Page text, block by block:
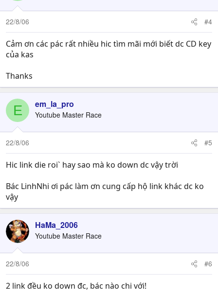
22/8/06 #4
Cảm ơn các pác rất nhiều hic tìm mãi mới biết dc CD key
của kas
Thanks
E em_la_pro
Youtube Master Race
22/8/06 #5
Hic link die roi` hay sao mà ko down dc vậy trời
Bác LinhNhi ơi pác làm ơn cung cấp hộ link khác dc ko
vậy
HaMa_2006
Youtube Master Race
22/8/06 #6
2 link đều ko down đc, bác nào chi với!